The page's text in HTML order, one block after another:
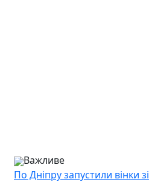
Важливе
По Дніпру запустили вінки зі